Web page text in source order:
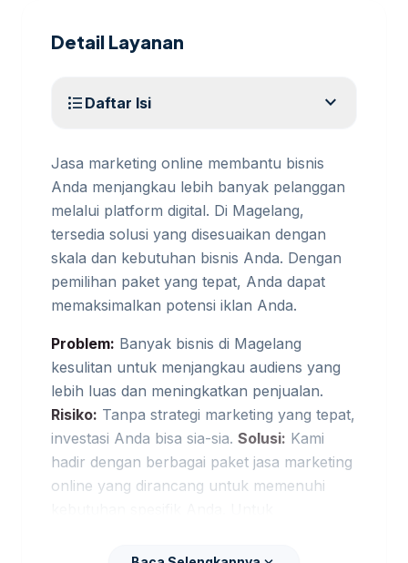
Detail Layanan
format_list_bulleted Daftar Isi expand_more
Jasa marketing online membantu bisnis
Anda menjangkau lebih banyak pelanggan
melalui platform digital. Di Magelang,
tersedia solusi yang disesuaikan dengan
skala dan kebutuhan bisnis Anda. Dengan
pemilihan paket yang tepat, Anda dapat
memaksimalkan potensi iklan Anda.
Problem: Banyak bisnis di Magelang
kesulitan untuk menjangkau audiens yang
lebih luas dan meningkatkan penjualan.
Risiko: Tanpa strategi marketing yang tepat,
investasi Anda bisa sia-sia. Solusi: Kami
hadir dengan berbagai paket jasa marketing
online yang dirancang untuk memenuhi
berdekatan,jasa digital marketing Magelang